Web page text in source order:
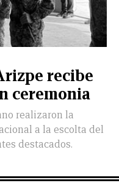
recibe
ceremonia
realizaron la
a la escolta del
destacados.